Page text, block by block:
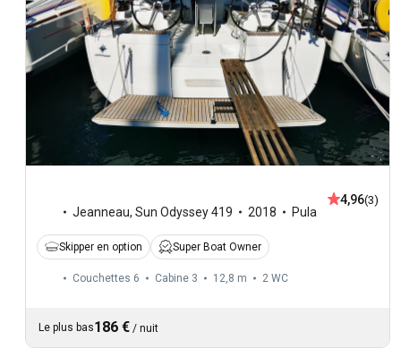
Jeanneau, Sun Odyssey 419 2018 Pula
4,96(3)
Skipper en option Super Boat Owner
Couchettes 6 Cabine 3 12,8 m 2 WC
Le plus bas186 € / nuit